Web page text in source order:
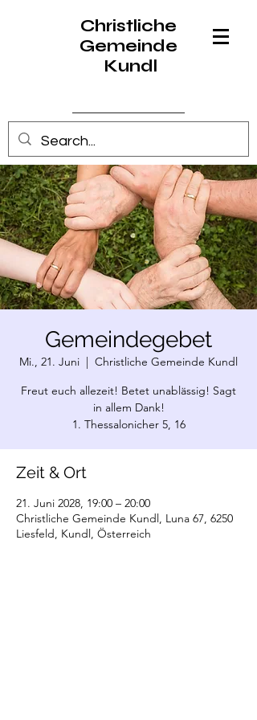
Christliche
Gemeinde
Kundl
Anmelden
Gemeindegebet
Mi., 21. Juni
  |
Christliche Gemeinde Kundl
Freut euch allezeit! Betet unablässig! Sagt
in allem Dank!
1. Thessalonicher 5, 16
Zeit & Ort
21. Juni 2028, 19:00 – 20:00
Christliche Gemeinde Kundl, Luna 67, 6250
Liesfeld, Kundl, Österreich